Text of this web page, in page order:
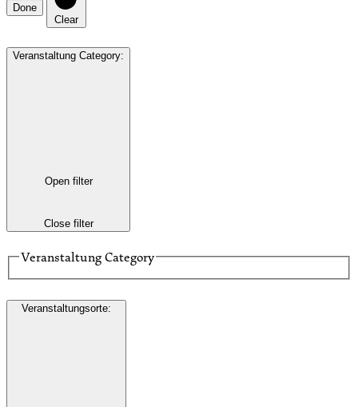
Done
Clear
Veranstaltung Category:
Open filter
Close filter
Veranstaltung Category
Veranstaltungsorte: